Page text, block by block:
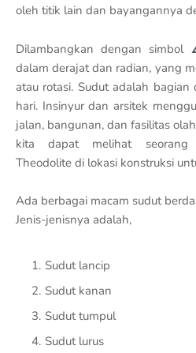
oleh titik lain dan bayangannya
Dilambangkan dengan simbol
dalam derajat dan radian, yang
atau rotasi. Sudut adalah
hari. Insinyur dan arsitek
jalan, bangunan, dan fasilitas
kita dapat melihat seorang
Theodolite di lokasi konstruksi
Ada berbagai macam sudut
Jenis-jenisnya adalah,
Sudut lancip
Sudut kanan
Sudut tumpul
Sudut lurus